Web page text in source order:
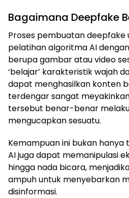
Bagaimana Deepfake
Proses pembuatan
pelatihan algoritma AI
berupa gambar atau video
‘belajar’ karakteristik wajah
dapat menghasilkan konten
terdengar sangat
tersebut benar-benar
mengucapkan sesuatu.
Kemampuan ini bukan hanya
AI juga dapat memanipulasi
hingga nada bicara,
ampuh untuk menyebarkan
disinformasi.